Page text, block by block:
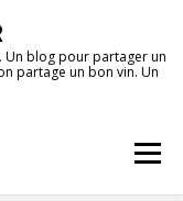
blog pour partager un
partage un bon vin. Un
Menu